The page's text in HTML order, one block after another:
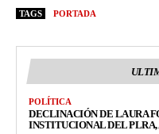
TAGS PORTADA
POLÍTICA
DECLINACIÓN DE LAURA
INSTITUCIONAL DEL PLRA,